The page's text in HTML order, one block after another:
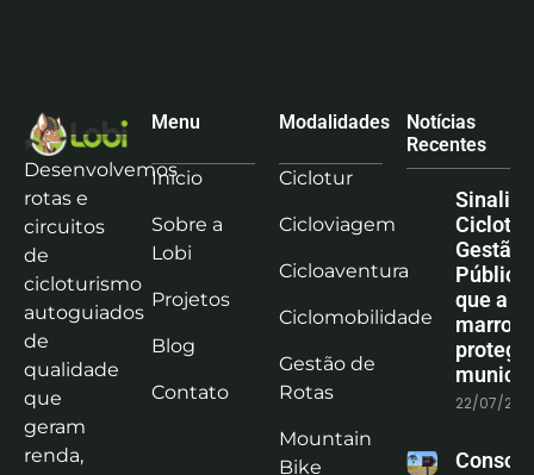
Desenvolvemos
rotas e
circuitos
de
cicloturismo
autoguiados
de
qualidade
que
geram
renda,
Menu
Início
Sobre a
Lobi
Projetos
Blog
Contato
Modalidades
Ciclotur
Cicloviagem
Cicloaventura
Ciclomobilidade
Gestão de
Rotas
Mountain
Bike
Notícias
Recentes
Gestão
que a
marrom
protege
22/07/